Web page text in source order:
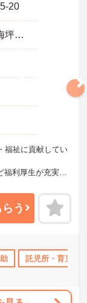
ンクOK 資格取得
20
愛知環状鉄道「愛環梅坪駅」バス・車7分
福祉に貢献してい
福利厚生が充実し
詳細をお話しい
う
託児所・育児補